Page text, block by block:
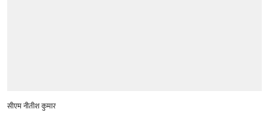
सीएम नीतीश कुमार